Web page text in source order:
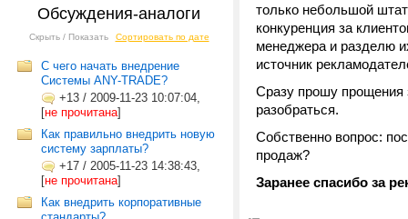
Обсуждения-аналоги
Скрыть / Показать Сортировать по дате
С чего начать внедрение
Системы ANY-TRADE?
+13 / 2009-11-23 10:07:04,
[не прочитана]
Как правильно внедрить новую
систему зарплаты?
+17 / 2005-11-23 14:38:43,
[не прочитана]
Как внедрить корпоративные
только небольшой
конкуренция за
менеджера и разделю
источник
Сразу прошу прощения
разобраться.
Собственно вопрос:
продаж?
Заранее спасибо за